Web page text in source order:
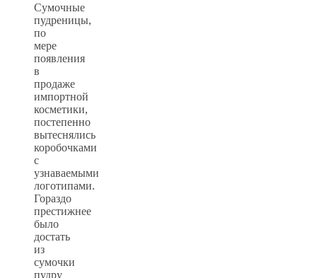
Сумочные
пудреницы,
по
мере
появления
в
продаже
импортной
косметики,
постепенно
вытеснялись
коробочками
с
узнаваемыми
логотипами.
Гораздо
престижнее
было
достать
из
сумочки
пудру